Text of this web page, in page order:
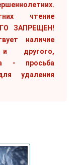
чтение
ЗАПРЕЩЕН!
наличие
другого,
- просьба
удаления